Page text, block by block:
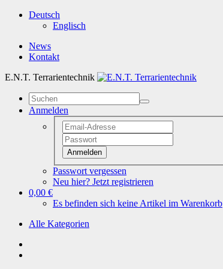
Deutsch
Englisch
News
Kontakt
E.N.T. Terrarientechnik
Anmelden
Anmelden
Passwort vergessen
Neu hier? Jetzt registrieren
0,00 €
Es befinden sich keine Artikel im Warenkorb
Alle Kategorien